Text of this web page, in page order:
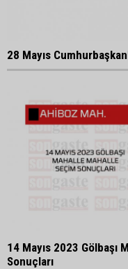
28 Mayıs
14 Mayıs 2023
Sonuçları